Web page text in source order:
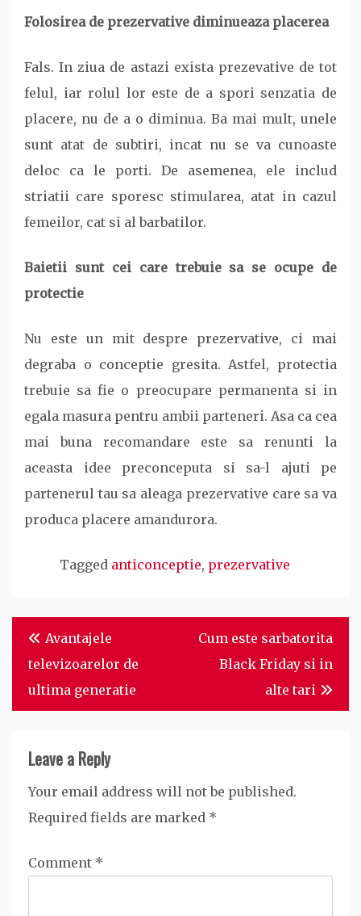
Folosirea de prezervative diminueaza placerea
Fals. In ziua de astazi exista prezevative de tot
felul, iar rolul lor este de a spori senzatia de
placere, nu de a o diminua. Ba mai mult, unele
sunt atat de subtiri, incat nu se va cunoaste
deloc ca le porti. De asemenea, ele includ
striatii care sporesc stimularea, atat in cazul
femeilor, cat si al barbatilor.
Baietii sunt cei care trebuie sa se ocupe de
protectie
Nu este un mit despre prezervative, ci mai
degraba o conceptie gresita. Astfel, protectia
trebuie sa fie o preocupare permanenta si in
egala masura pentru ambii parteneri. Asa ca cea
mai buna recomandare este sa renunti la
aceasta idee preconceputa si sa-l ajuti pe
partenerul tau sa aleaga prezervative care sa va
produca placere amandurora.
Tagged anticonceptie, prezervative
Post
navigation
Avantajele
televizoarelor de
ultima generatie
Cum este sarbatorita
Black Friday si in
alte tari
Leave a Reply
Your email address will not be published.
Required fields are marked *
Comment *